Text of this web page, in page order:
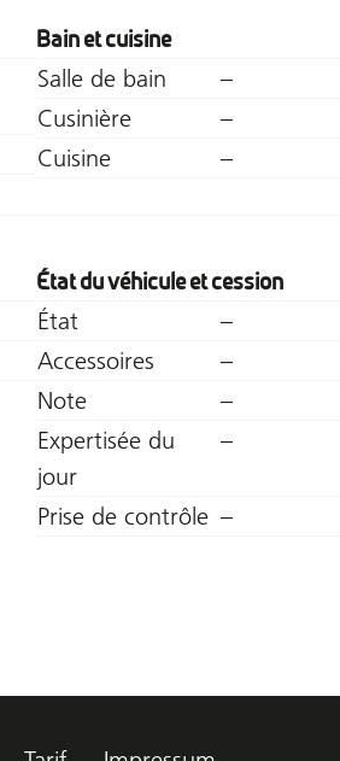
Bain et cuisine
Salle de bain
–
Cusinière
–
Cuisine
–
État du véhicule et cession
État
–
Accessoires
–
Note
–
Expertisée du
jour
–
Prise de contrôle –